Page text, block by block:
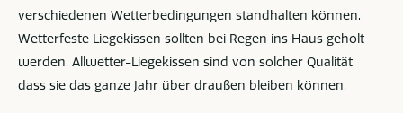
verschiedenen Wetterbedingungen standhalten können.
Wetterfeste Liegekissen sollten bei Regen ins Haus geholt
werden. Allwetter-Liegekissen sind von solcher Qualität,
dass sie das ganze Jahr über draußen bleiben können.